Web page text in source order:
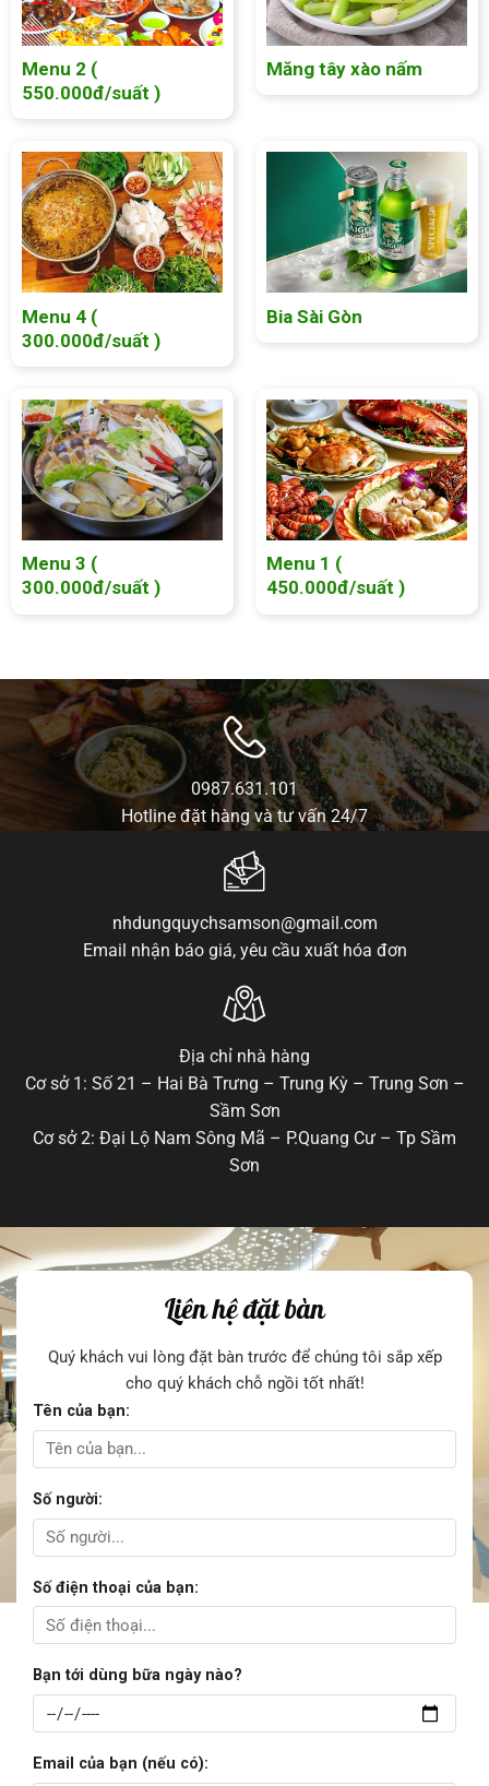
Menu 2 (
550.000đ/suất )
Măng tây xào nấm
Menu 4 (
300.000đ/suất )
Bia Sài Gòn
Menu 3 (
300.000đ/suất )
Menu 1 (
450.000đ/suất )
0987.631.101
Hotline đặt hàng và tư vấn 24/7
nhdungquychsamson@gmail.com
Email nhận báo giá, yêu cầu xuất hóa đơn
Địa chỉ nhà hàng
Cơ sở 1: Số 21 – Hai Bà Trưng – Trung Kỳ – Trung Sơn –
Sầm Sơn
Cơ sở 2: Đại Lộ Nam Sông Mã – P.Quang Cư – Tp Sầm
Sơn
Liên hệ đặt bàn
Quý khách vui lòng đặt bàn trước để chúng tôi sắp xếp
cho quý khách chỗ ngồi tốt nhất!
Tên của bạn:
Số người:
Số điện thoại của bạn:
Bạn tới dùng bữa ngày nào?
Email của bạn (nếu có):